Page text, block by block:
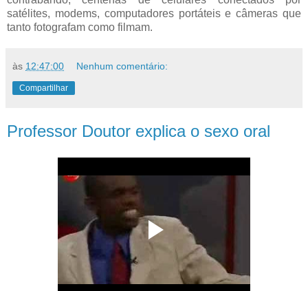
satélites, modems, computadores portáteis e câmeras que
tanto fotografam como filmam.
às 12:47:00 Nenhum comentário:
Compartilhar
Professor Doutor explica o sexo oral